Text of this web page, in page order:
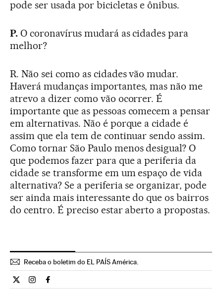
pode ser usada por bicicletas e ônibus.
P. O coronavírus mudará as cidades para
melhor?
R. Não sei como as cidades vão mudar.
Haverá mudanças importantes, mas não me
atrevo a dizer como vão ocorrer. É
importante que as pessoas comecem a pensar
em alternativas. Não é porque a cidade é
assim que ela tem de continuar sendo assim.
Como tornar São Paulo menos desigual? O
que podemos fazer para que a periferia da
cidade se transforme em um espaço de vida
alternativa? Se a periferia se organizar, pode
ser ainda mais interessante do que os bairros
do centro. É preciso estar aberto a propostas.
Receba o boletim do EL PAÍS América.
Economia El País Brasil en Twitter
Economia El País Brasil en Instagram
Economia El País Brasil en Facebook